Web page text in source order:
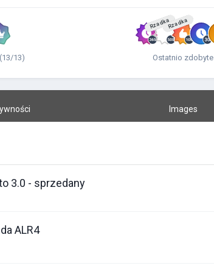
13)
RzadkaRzadka
Ostatnio zdobyte
Images
3.0 - sprzedany
ALR4